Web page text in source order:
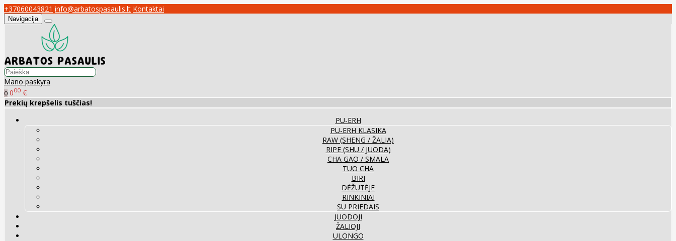
+37060043821 info@arbatospasaulis.lt Kontaktai
Navigacija
Mano paskyra
0 000 €
Prekių krepšelis tuščias!
PU-ERH
PU-ERH KLASIKA
RAW (SHENG / ŽALIA)
RIPE (SHU / JUODA)
CHA GAO / SMALA
TUO CHA
BIRI
DĖŽUTĖJE
RINKINIAI
SU PRIEDAIS
JUODOJI
ŽALIOJI
ULONGO